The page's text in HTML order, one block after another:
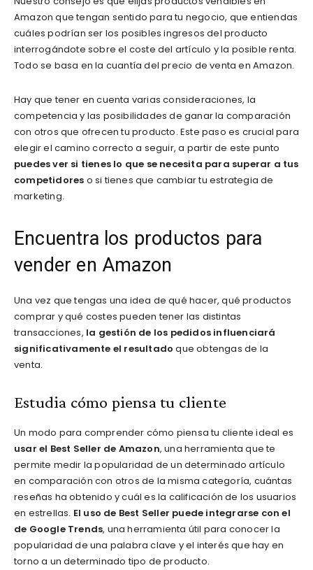
Amazon que tengan sentido para tu negocio, que entiendas
cuáles podrían ser los posibles ingresos del producto
interrogándote sobre el coste del artículo y la posible renta.
Todo se basa en la cuantía del precio de venta en Amazon.
Hay que tener en cuenta varias consideraciones, la
competencia y las posibilidades de ganar la comparación
con otros que ofrecen tu producto. Este paso es crucial para
elegir el camino correcto a seguir, a partir de este punto
puedes ver si tienes lo que se necesita para superar a tus
competidores o si tienes que cambiar tu estrategia de
marketing.
Encuentra los productos para
vender en Amazon
Una vez que tengas una idea de qué hacer, qué productos
comprar y qué costes pueden tener las distintas
transacciones, la gestión de los pedidos influenciará
significativamente el resultado que obtengas de la
venta.
Estudia cómo piensa tu cliente
Un modo para comprender cómo piensa tu cliente ideal es
usar el Best Seller de Amazon, una herramienta que te
permite medir la popularidad de un determinado artículo
en comparación con otros de la misma categoría, cuántas
reseñas ha obtenido y cuál es la calificación de los usuarios
en estrellas. El uso de Best Seller puede integrarse con el
de Google Trends, una herramienta útil para conocer la
popularidad de una palabra clave y el interés que hay en
torno a un determinado tipo de producto.